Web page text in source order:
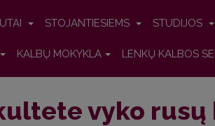
STOJANTIESIEMS STUDIJOS
KALBŲ MOKYKLA LENKŲ KALBOS
vyko